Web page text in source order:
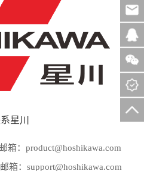
星川
箱：product@hoshikawa.com
箱：support@hoshikawa.com